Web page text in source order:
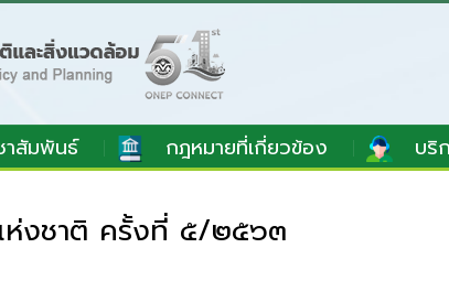
าสัมพันธ์ กฎหมายที่เกี่ยวข้อง บริ
ห่งชาติ ครั้งที่ ๕/๒๕๖๓